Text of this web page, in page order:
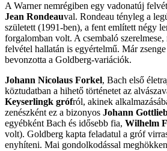
A Warner nemrégiben egy vadonatúj
Jean Rondeauval. Rondeau tényleg a
született (1991-ben), a fent említett négy
forgalomban volt. A csembaló
felvétel hallatán is egyértelmű. Már
bevonzotta a Goldberg-variációk.
Johann Nicolaus Forkel, Bach első
köztudatban a hihető történetet az
Keyserlingk grófról, akinek
zenészként ez a bizonyos Johann
egyébként Bach és idősebb fia, Wilhelm
volt). Goldberg kapta feladatul a gróf
enyhíteni. Mai gondolkodással